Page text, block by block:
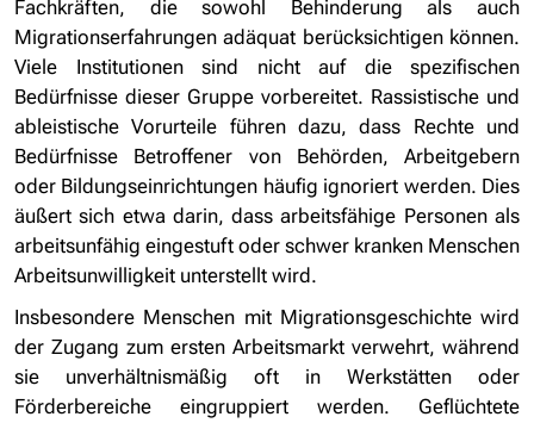
Fachkräften, die sowohl Behinderung als auch
Migrationserfahrungen adäquat berücksichtigen können.
Viele Institutionen sind nicht auf die spezifischen
Bedürfnisse dieser Gruppe vorbereitet. Rassistische und
ableistische Vorurteile führen dazu, dass Rechte und
Bedürfnisse Betroffener von Behörden, Arbeitgebern
oder Bildungseinrichtungen häufig ignoriert werden. Dies
äußert sich etwa darin, dass arbeitsfähige Personen als
arbeitsunfähig eingestuft oder schwer kranken Menschen
Arbeitsunwilligkeit unterstellt wird.
Insbesondere Menschen mit Migrationsgeschichte wird
der Zugang zum ersten Arbeitsmarkt verwehrt, während
sie unverhältnismäßig oft in Werkstätten oder
Förderbereiche eingruppiert werden. Geflüchtete